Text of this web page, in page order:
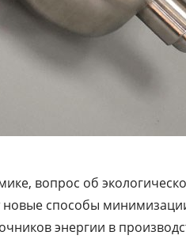
вопрос об
способы
энергии в